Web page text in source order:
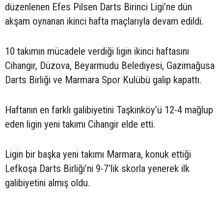
düzenlenen Efes Pilsen Darts Birinci Ligi’ne dün
akşam oynanan ikinci hafta maçlarıyla devam edildi.
10 takımın mücadele verdiği ligin ikinci haftasını
Cihangir, Düzova, Beyarmudu Belediyesi, Gazimağusa
Darts Birliği ve Marmara Spor Kulübü galip kapattı.
Haftanın en farklı galibiyetini Taşkınköy’ü 12-4 mağlup
eden ligin yeni takımı Cihangir elde etti.
Ligin bir başka yeni takımı Marmara, konuk ettiği
Lefkoşa Darts Birliği’ni 9-7’lik skorla yenerek ilk
galibiyetini almış oldu.